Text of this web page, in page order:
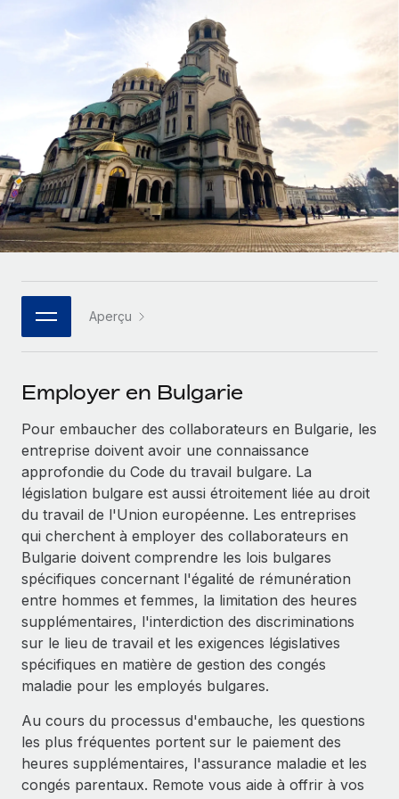
Gestion des freelances
Intégrez et gérez vos freelances partout dans le monde
Sous-traitez les opérations complexes liées à l’emploi
INFRASTRUCTURE
Intégration Remote
Intégrez vos RH aux flux de travail en toute simplicité
Plateforme
Des fonctions RH clés intégrées pour votre équipe
Connectez n'importe quel outil d’IA à Remote grâce à
notre MCP
Rationalisez vos processus avec des outils essentiels
SERVICES
Demandez aux experts
Recevez des conseils d’experts sur les RH à
l’international et la conformité
Contrôles d’antécédents
Simplifiez vos processus de présélection des
candidats
Remote Watchtower
Gardez un temps d’avance sur les risques en
matière de conformité
Gestion des appareils
Achetez et suivez vos équipements informatiques
dans le monde entier
Comparer Remote
Examinez notre service par rapport aux autres
CROISSANCE
Start-ups
Des solutions agiles et internationales pour les RH et la
paie des entreprises en pleine croissance
Entreprises intermédiaires
Développez vos équipes avec des solutions RH sur
mesure
Entreprise
Les RH à l’international pour les grandes entreprises
Partenaires stratégiques de la tech
Devenir partenaire
Explorez avec nous vos opportunités de partenariat
Remote Build
Conseil en intégrations et automatisations assistées par
ÉTUDES DE CAS
Comment Weaviate, l'as de l'IA, a développé
ses effectifs de 120 % avec Remote
Weaviate en bref Weaviate crée des infrastructures open
source et AI-first. Sa mission est...
En savoir plus
Calculateur de paiement des freelances
Découvrez les devises disponibles et les vitesses de
paiement pour vos freelances internationaux
APPRENDRE AVEC REMOTE
Recherche et guides
Études de cas
Checklists et modèles
Descriptions de postes
Événements
Salle de presse
Données sur les salaires et les talents
Centre de ressources
Obtenir de l’aide
Voir toutes les ressources
BLOG
Paie multipays
EOR et PEO
Gestion des freelances
Taxes
Nederlands
Español
Italiano
Português (Portugal)
日本語
한국어
Connexion
Aperçu
Employer en Bulgarie
Pour embaucher des collaborateurs en Bulgarie, les
entreprise doivent avoir une connaissance
approfondie du Code du travail bulgare. La
législation bulgare est aussi étroitement liée au droit
du travail de l'Union européenne. Les entreprises
qui cherchent à employer des collaborateurs en
Bulgarie doivent comprendre les lois bulgares
spécifiques concernant l'égalité de rémunération
entre hommes et femmes, la limitation des heures
supplémentaires, l'interdiction des discriminations
sur le lieu de travail et les exigences législatives
spécifiques en matière de gestion des congés
maladie pour les employés bulgares.
Au cours du processus d'embauche, les questions
les plus fréquentes portent sur le paiement des
heures supplémentaires, l'assurance maladie et les
congés parentaux. Remote vous aide à offrir à vos